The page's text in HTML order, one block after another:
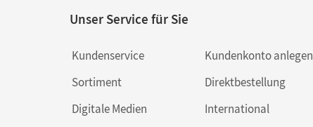
Unser Service für Sie
Kundenservice
Sortiment
Digitale Medien
Kundenkonto anlegen
Direktbestellung
International